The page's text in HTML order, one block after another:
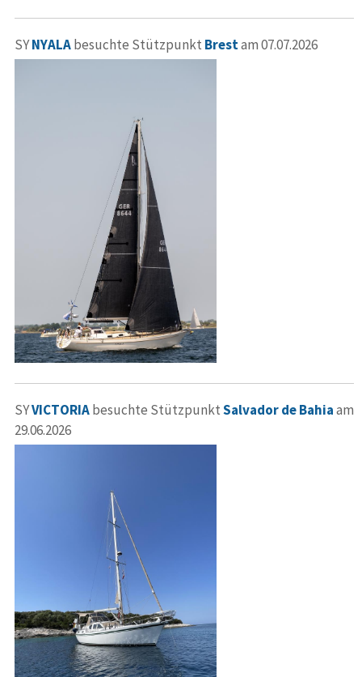
SYNYALAbesuchte Stützpunkt Brestam 07.07.2026
SYVICTORIAbesuchte StützpunktSalvador de Bahiaam
29.06.2026